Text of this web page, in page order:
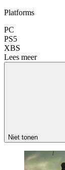
Platforms
PC
PS5
XBS
Lees meer
Niet tonen